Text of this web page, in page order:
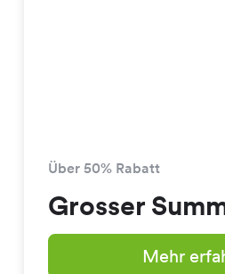
Über 50% Rabatt
Grosser
Mehr